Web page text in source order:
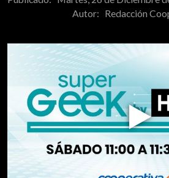
Autor: Redacción
Play
Video